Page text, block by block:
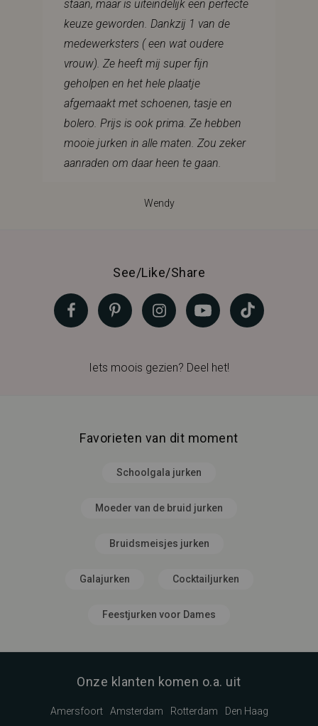
staan, maar is uiteindelijk een perfecte
keuze geworden. Dankzij 1 van de
medewerksters ( een wat oudere
vrouw). Ze heeft mij super fijn
geholpen en het hele plaatje
afgemaakt met schoenen, tasje en
bolero. Prijs is ook prima. Ze hebben
mooie jurken in alle maten. Zou zeker
aanraden om daar heen te gaan.
Wendy
See/Like/Share
Iets moois gezien? Deel het!
Favorieten van dit moment
Schoolgala jurken
Moeder van de bruid jurken
Bruidsmeisjes jurken
Galajurken Cocktailjurken
Feestjurken voor Dames
Onze klanten komen o.a. uit
Amersfoort Amsterdam Rotterdam Den Haag